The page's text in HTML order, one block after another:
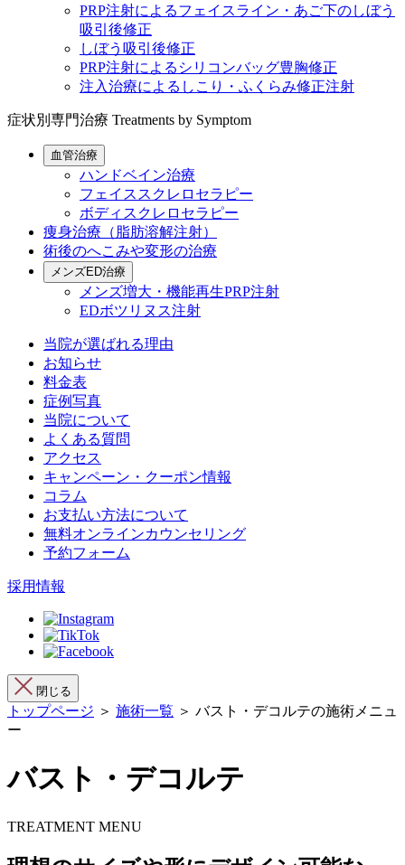
PRP注射によるフェイスライン・あご下のしぼう
吸引後修正
しぼう吸引後修正
PRP注射によるシリコンバッグ豊胸修正
注入治療によるしこり・ふくらみ修正注射
症状別専門治療 Treatments by Symptom
血管治療
ハンドベイン治療
フェイススクレロセラピー
ボディスクレロセラピー
痩身治療（脂肪溶解注射）
術後のへこみや変形の治療
メンズED治療
メンズ増大・機能再生PRP注射
EDボツリヌス注射
当院が選ばれる理由
お知らせ
料金表
症例写真
当院について
よくある質問
アクセス
キャンペーン・クーポン情報
コラム
お支払い方法について
無料オンラインカウンセリング
予約フォーム
採用情報
閉じる
トップページ ＞ 施術一覧 ＞ バスト・デコルテの施術メニュ
ー
バスト・デコルテ
TREATMENT MENU